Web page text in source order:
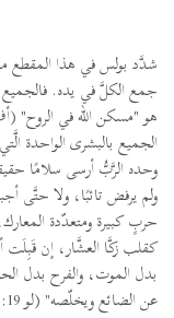
شدَّد بولس في هذا المقطع
جمع الكلَّ في يده. فالجميع
الجميع بالبشرى الواحدة
وحده الرَّبُّ أرسى سلامًا
ولم يرفض تائبًا، ولا حتَّى
حربٍ كبيرة ومتعدّدة
كقلب زكَّا العشَّار، إن قَبِلَت
بدل الموت، والفرح بدل
عن الضائع ويخلّصه" (لو 19: 10).